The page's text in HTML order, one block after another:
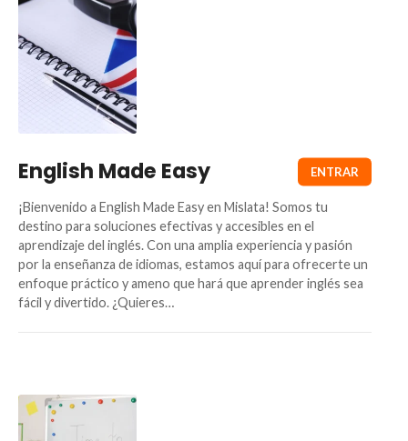
English Made Easy
¡Bienvenido a English Made Easy en Mislata! Somos tu
destino para soluciones efectivas y accesibles en el
aprendizaje del inglés. Con una amplia experiencia y pasión
por la enseñanza de idiomas, estamos aquí para ofrecerte un
enfoque práctico y ameno que hará que aprender inglés sea
fácil y divertido. ¿Quieres…